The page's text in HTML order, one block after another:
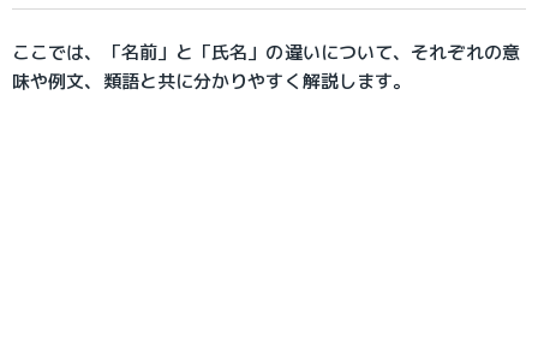
ここでは、「名前」と「氏名」の違いについて、それぞれの意
味や例文、類語と共に分かりやすく解説します。